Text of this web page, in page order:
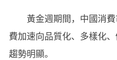
黃金週期間，中國消費
費加速向品質化、多樣化
趨勢明顯。